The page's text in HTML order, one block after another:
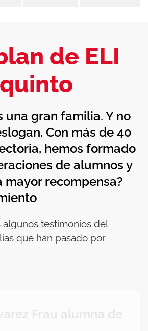
de ELI
una gran familia. Y no
Con más de 40
hemos formado
de alumnos y
mayor recompensa?
testimonios del
que han pasado por